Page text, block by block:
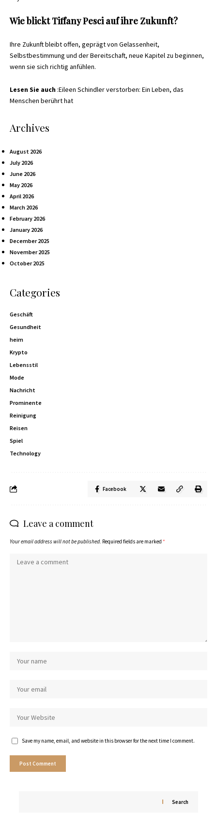
Wie blickt Tiffany Pesci auf ihre Zukunft?
Ihre Zukunft bleibt offen, geprägt von Gelassenheit,
Selbstbestimmung und der Bereitschaft, neue Kapitel zu beginnen,
wenn sie sich richtig anfühlen.
Lesen Sie auch :Eileen Schindler verstorben: Ein Leben, das
Menschen berührt hat
Archives
August 2026
July 2026
June 2026
May 2026
April 2026
March 2026
February 2026
January 2026
December 2025
November 2025
October 2025
Categories
Geschäft
Gesundheit
heim
Krypto
Lebensstil
Mode
Nachricht
Prominente
Reinigung
Reisen
Spiel
Technology
Facebook
Leave a comment
Your email address will not be published. Required fields are marked *
Save my name, email, and website in this browser for the next time I comment.
Search